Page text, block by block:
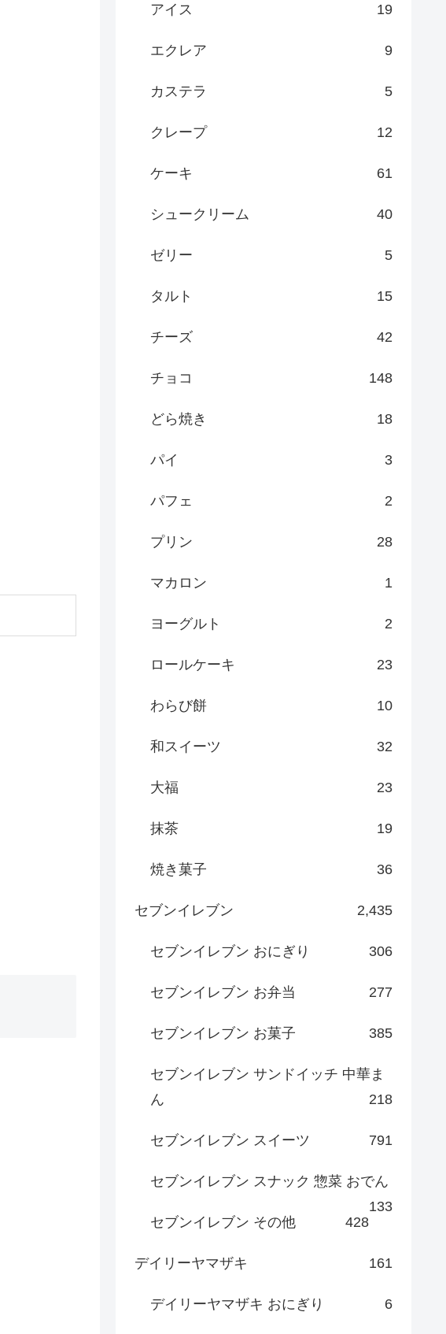
アイス 19
エクレア 9
カステラ 5
クレープ 12
ケーキ 61
シュークリーム 40
ゼリー 5
タルト 15
チーズ 42
チョコ 148
どら焼き 18
パイ 3
パフェ 2
プリン 28
マカロン 1
ヨーグルト 2
ロールケーキ 23
わらび餅 10
和スイーツ 32
大福 23
抹茶 19
焼き菓子 36
セブンイレブン 2,435
セブンイレブン おにぎり 306
セブンイレブン お弁当 277
セブンイレブン お菓子 385
セブンイレブン サンドイッチ 中華ま
ん
218
セブンイレブン スイーツ 791
セブンイレブン スナック 惣菜 おでん
133
セブンイレブン その他
428
デイリーヤマザキ 161
デイリーヤマザキ おにぎり 6